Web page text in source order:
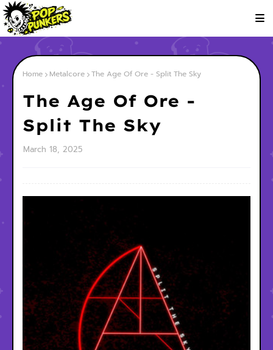
Home Metalcore The Age Of Ore - Split The Sky
The Age Of Ore -
Split The Sky
March 18, 2025